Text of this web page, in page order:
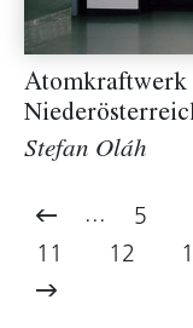
Atomkraftwerk
Stefan Oláh
... 5
11
12